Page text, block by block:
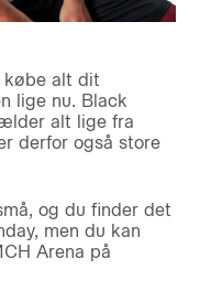
købe alt dit
lige nu. Black
alt lige fra
derfor også store
og du finder det
men du kan
Arena på